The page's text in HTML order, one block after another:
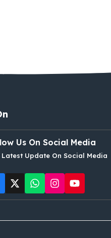
Us On Social Media
Latest Update On Social Media